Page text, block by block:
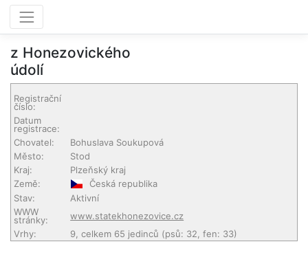
z Honezovického
údolí
Registrační
číslo:
Datum
registrace:
Chovatel:
Bohuslava Soukupová
Město:
Stod
Kraj:
Plzeňský kraj
Země:
Česká republika
Stav:
Aktivní
WWW
stránky:
www.statekhonezovice.cz
Vrhy:
9, celkem 65 jedinců (psů: 32, fen: 33)